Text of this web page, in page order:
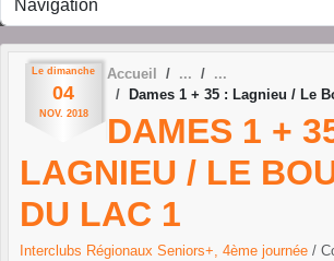
Le dimanche
04
NOV. 2018
Accueil
Dames 1 + 35 : Lagnieu / Le
DAMES 1 +
LAGNIEU / LE
DU LAC 1
Interclubs Régionaux Seniors+, 4ème journée /